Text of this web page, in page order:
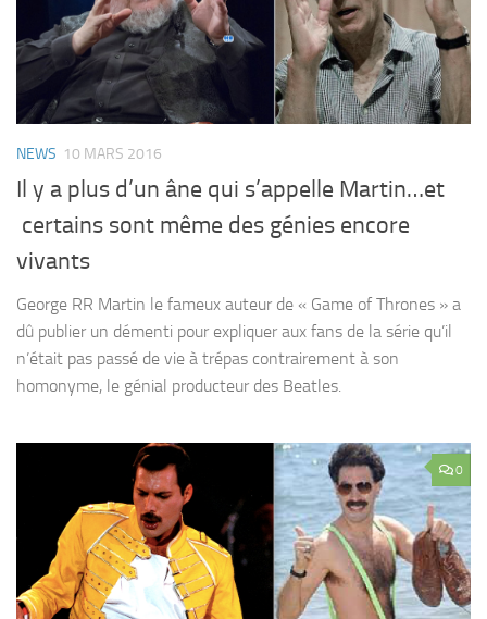
NEWS 10 MARS 2016
Il y a plus d’un âne qui s’appelle Martin…et
certains sont même des génies encore
vivants
George RR Martin le fameux auteur de « Game of Thrones » a
dû publier un démenti pour expliquer aux fans de la série qu’il
n’était pas passé de vie à trépas contrairement à son
homonyme, le génial producteur des Beatles.
0